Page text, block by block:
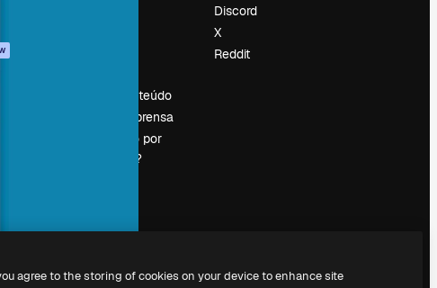
Vender conteúdo
Sala de imprensa
Procurando por
magnific.ai?
Discord
X
Reddit
agree to the storing of cookies on your device to enhance site